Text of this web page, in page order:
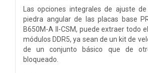
Las opciones integrales de ajuste
piedra angular de las placas base
B650M-A II-CSM, puede extraer todo
módulos DDR5, ya sean de un kit de
de un conjunto básico que de
bloqueado.